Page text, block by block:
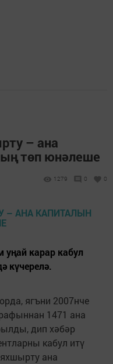
– ана
төп юнәлеше
1279 0 0
уңай карар кабул
күчерелә.
ягъни 2007нче
1471 ана
дип хәбәр
кабул итү
ана